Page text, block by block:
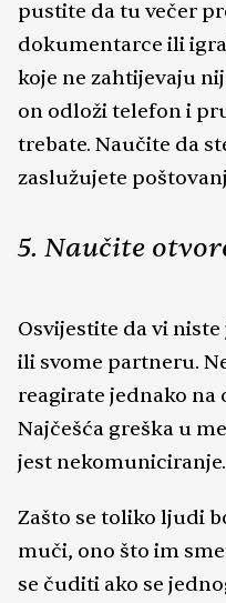
pustite da tu večer
dokumentarce ili
koje ne zahtijevaju
on odloži telefon i
trebate. Naučite da
zaslužujete
5. Naučite
Osvijestite da vi
ili svome partneru.
reagirate jednako na
Najčešća greška u
jest nekomuniciranje.
Zašto se toliko ljudi
muči, ono što im
se čuditi ako se